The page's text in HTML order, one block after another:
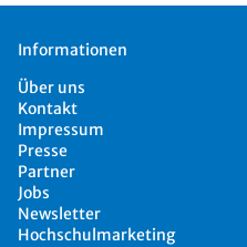
Informationen
Über uns
Kontakt
Impressum
Presse
Partner
Jobs
Newsletter
Hochschulmarketing